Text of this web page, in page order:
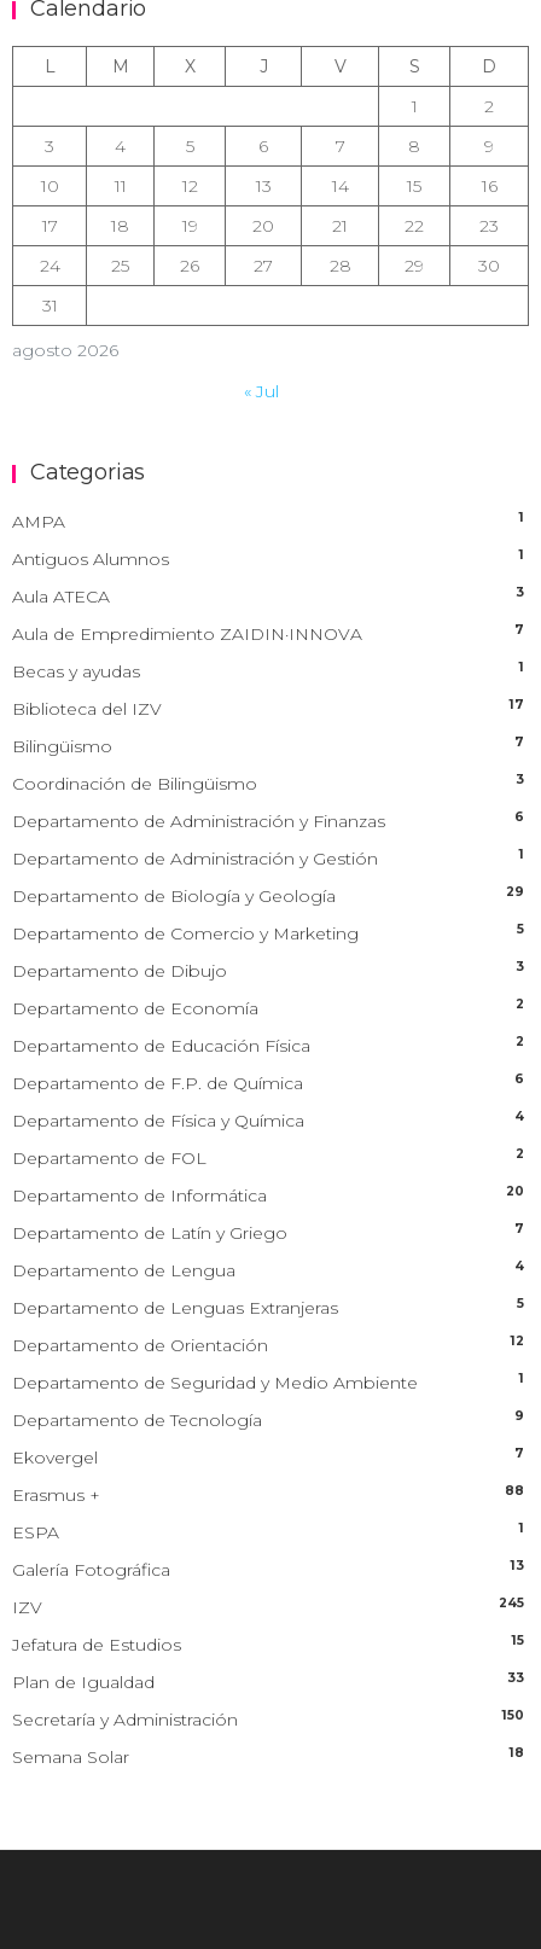
Calendario
agosto 2026
L M X J V S
D
1
2
3
4 5 6 7 8
9
10
11 12 13 14 15
16
17
18 19 20 21 22
23
24
25 26 27 28 29
30
31
« Jul
Categorias
AMPA 1
Antiguos Alumnos 1
Aula ATECA 3
Aula de Empredimiento ZAIDIN·INNOVA 7
Becas y ayudas 1
Biblioteca del IZV 17
Bilingüismo 7
Coordinación de Bilingüismo 3
Departamento de Administración y Finanzas 6
Departamento de Administración y Gestión 1
Departamento de Biología y Geología 29
Departamento de Comercio y Marketing 5
Departamento de Dibujo 3
Departamento de Economía 2
Departamento de Educación Física 2
Departamento de F.P. de Química 6
Departamento de Física y Química 4
Departamento de FOL 2
Departamento de Informática 20
Departamento de Latín y Griego 7
Departamento de Lengua 4
Departamento de Lenguas Extranjeras 5
Departamento de Orientación 12
Departamento de Seguridad y Medio Ambiente 1
Departamento de Tecnología 9
Ekovergel 7
Erasmus + 88
ESPA 1
Galería Fotográfica 13
IZV 245
Jefatura de Estudios 15
Plan de Igualdad 33
Secretaría y Administración 150
Semana Solar 18